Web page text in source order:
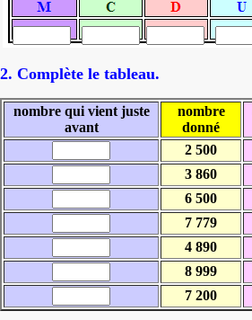
2. Complète le tableau.
nombre qui vient juste
avant
nombre
donné
2 500
3 860
6 500
7 779
4 890
8 999
7 200